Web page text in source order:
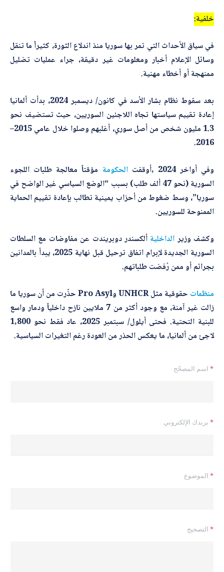
خلفية:
في سياق الأحداث التي تمر بها سوريا منذ اندلاع الثورة، كثيراً ما تنقل
وسائل الإعلام أخبار ومعلومات غير دقيقة، جراء عمليات تضليل
ممنهجة أو أخطاء مهنية.
بعد سقوط نظام بشار الأسد في كانون/ ديسمبر 2024، بدأت ألمانيا
إعادة تقييم سياستها تجاه اللاجئين السوريين، حيث تستضيف نحو
1.3 مليون شخص من أصل سوري، أغلبهم وصلوا خلال عامي 2015–
2016.
وفي أواخر 2024 ,أوقفت
الحكومة مؤقتاً معالجة طلبات اللجوء
السورية (نحو 47 ألف طلب) بسبب “الوضع السياسي غير الواضح في
سوريا”، وسط ضغوط من أحزاب يمينية تطالب بإعادة تقييم الحماية
الممنوحة للسوريين.
وكشف وزيرالداخلية ألكسندر دوبريندت عن مفاوضات مع السلطات
السورية الجديدة لإبرام اتفاق ترحيل قبل نهاية 2025، يبدأ بالمدانين
بجرائم أو ممن رُفضت طلباتهم.
منظمات
حقوقية مثل UNHCR وPro Asyl حذّرت من أن سوريا ما
زالت غير آمنة، مع وجود أكثر من 7 ملايين نازح داخلياً ودمار واسع
للبنية التحتية. فحتى أيلول/ سبتمبر 2025، عاد فقط نحو 1,800
لاجئ من ألمانيا، ما يعكس الحذر من العودة رغم التغيرات السياسية.
*
*
*
*